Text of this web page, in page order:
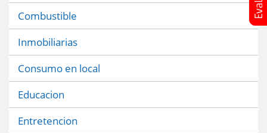
Combustible
Inmobiliarias
Consumo en local
Educacion
Entretencion